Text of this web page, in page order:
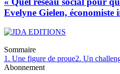
Evelyne Gielen, économiste
Sommaire
1. Une figure de proue2. Un
Abonnement